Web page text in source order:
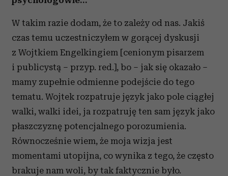
W takim razie dodam, że to zależy od nas. Jakiś
czas temu uczestniczyłem w gorącej dyskusji
z Wojtkiem Engelkingiem [cenionym pisarzem
i publicystą – przyp. red.], bo – jak się okazało –
mamy zupełnie odmienne podejście do tego
tematu. Wojtek rozpatruje język jako pole ciągłej
walki, walki idei, ja rozpatruję ten sam język jako
płaszczyznę potencjalnego porozumienia.
Równocześnie wiem, że moja wizja jest
momentami utopijna, co wynika z tego, że często
brakuje nam woli, by tak faktycznie było.